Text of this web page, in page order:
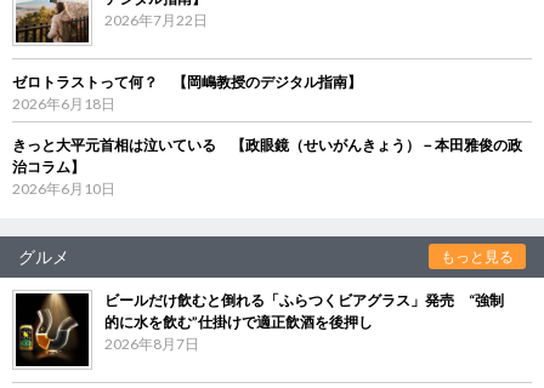
2026年7月22日
ゼロトラストって何？ 【岡嶋教授のデジタル指南】
2026年6月18日
きっと大平元首相は泣いている 【政眼鏡（せいがんきょう）－本田雅俊の政
治コラム】
2026年6月10日
グルメ もっと見る
ビールだけ飲むと倒れる「ふらつくビアグラス」発売 “強制
的に水を飲む”仕掛けで適正飲酒を後押し
2026年8月7日